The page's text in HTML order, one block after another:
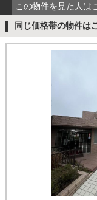
この物件を見た人は
同じ価格帯の物件は